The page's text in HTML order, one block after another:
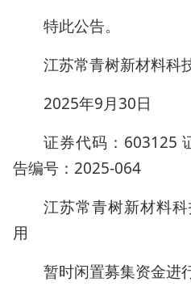
特此公告。
江苏常青树新材料科
2025年9月30日
证券代码：603125
告编号：2025-064
江苏常青树新材料
用
暂时闲置募集资金进